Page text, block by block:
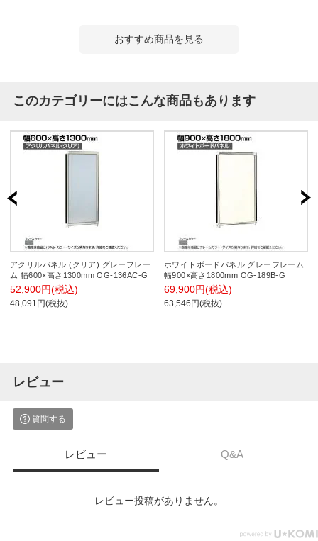
おすすめ商品を見る
このカテゴリーにはこんな商品もあります
アクリルパネル (クリア) グレーフレー
ム 幅600×高さ1300mm OG-136AC-G
52,900円(税込)
48,091円(税抜)
ホワイトボードパネル グレーフレーム
幅900×高さ1800mm OG-189B-G
69,900円(税込)
63,546円(税抜)
レビュー
質問する
レビュー Q&A
レビュー投稿がありません。